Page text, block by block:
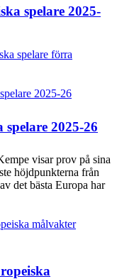
spelare 2025-
spelare förra
2025-26
visar prov på sina
höjdpunkterna från
det bästa Europa har